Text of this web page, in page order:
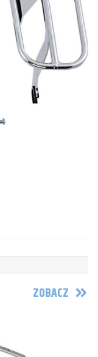
ZOBACZ